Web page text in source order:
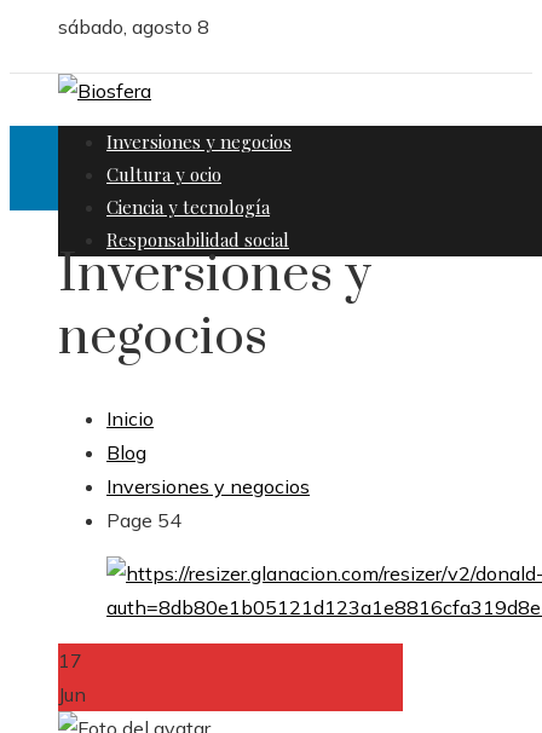
sábado, agosto 8
Inversiones y negocios
Cultura y ocio
Ciencia y tecnología
Responsabilidad social
Inversiones y
negocios
Inicio
Blog
Inversiones y negocios
Page 54
17
Jun